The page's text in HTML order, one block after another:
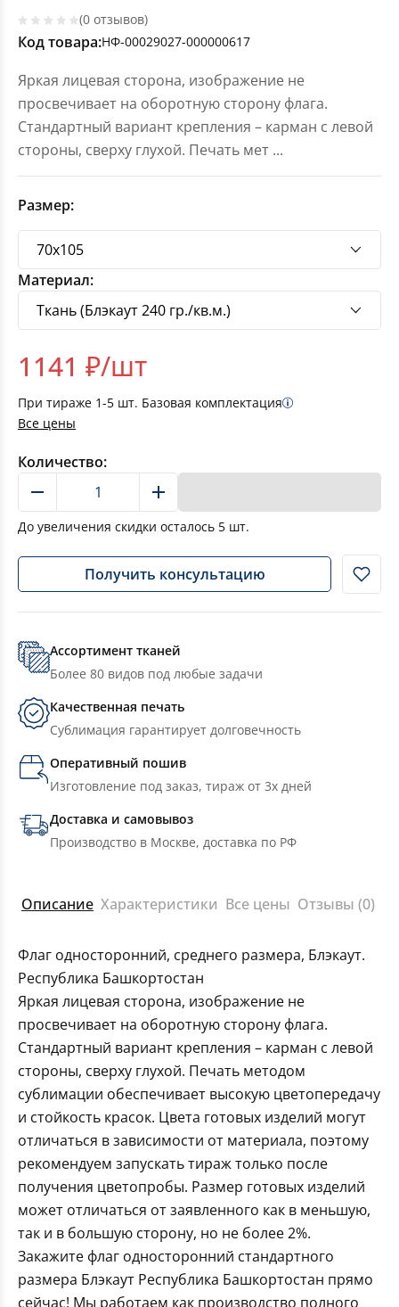
(0 отзывов)
Код товара:НФ-00029027-000000617
Яркая лицевая сторона, изображение не
просвечивает на оборотную сторону флага.
Стандартный вариант крепления – карман с левой
стороны, сверху глухой. Печать мет ...
Размер:
Материал:
1141 ₽/шт
При тираже 1-5 шт. Базовая комплектация
Все цены
Количество:
До увеличения скидки осталось 5 шт.
Получить консультацию
Ассортимент тканей
Более 80 видов под любые задачи
Качественная печать
Сублимация гарантирует долговечность
Оперативный пошив
Изготовление под заказ, тираж от 3х дней
Доставка и самовывоз
Производство в Москве, доставка по РФ
Описание Характеристики Все цены Отзывы (0)
Флаг односторонний, среднего размера, Блэкаут.
Республика Башкортостан
Яркая лицевая сторона, изображение не
просвечивает на оборотную сторону флага.
Стандартный вариант крепления – карман с левой
стороны, сверху глухой. Печать методом
сублимации обеспечивает высокую цветопередачу
и стойкость красок. Цвета готовых изделий могут
отличаться в зависимости от материала, поэтому
рекомендуем запускать тираж только после
получения цветопробы. Размер готовых изделий
может отличаться от заявленного как в меньшую,
так и в большую сторону, но не более 2%.
Закажите флаг односторонний стандартного
размера Блэкаут Республика Башкортостан прямо
сейчас! Мы работаем как производство полного